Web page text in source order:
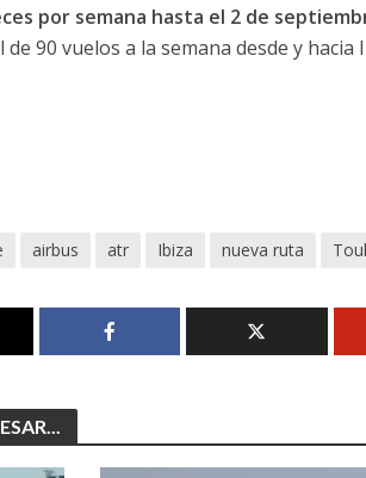
por semana hasta el 2 de
90 vuelos a la semana desde y hacia
airbus atr Ibiza nueva ruta